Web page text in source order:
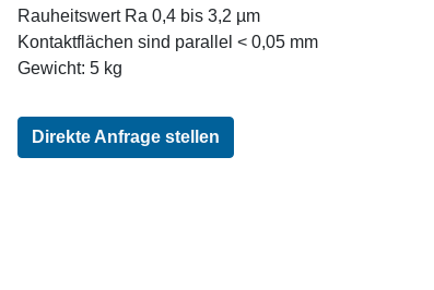
Rauheitswert Ra 0,4 bis 3,2 µm
Kontaktflächen sind parallel < 0,05 mm
Gewicht: 5 kg
Direkte Anfrage stellen